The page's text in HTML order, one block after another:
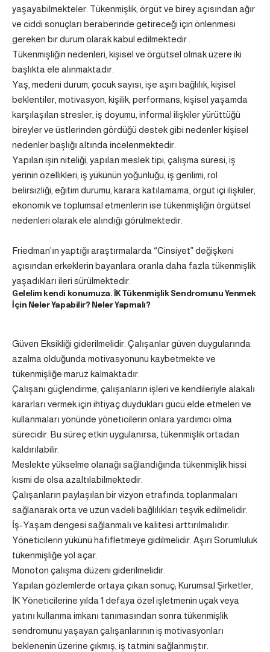
yaşayabilmekteler. Tükenmişlik, örgüt ve birey açısından ağır
ve ciddi sonuçları beraberinde getireceği için önlenmesi
gereken bir durum olarak kabul edilmektedir .
Tükenmişliğin nedenleri, kişisel ve örgütsel olmak üzere iki
başlıkta ele alınmaktadır.
Yaş, medeni durum, çocuk sayısı, işe aşırı bağlılık, kişisel
beklentiler, motivasyon, kişilik, performans, kişisel yaşamda
karşılaşılan stresler, iş doyumu, informal ilişkiler yürüttüğü
bireyler ve üstlerinden gördüğü destek gibi nedenler kişisel
nedenler başlığı altında incelenmektedir.
Yapılan işin niteliği, yapılan meslek tipi, çalışma süresi, iş
yerinin özellikleri, iş yükünün yoğunluğu, iş gerilimi, rol
belirsizliği, eğitim durumu, karara katılamama, örgüt içi ilişkiler,
ekonomik ve toplumsal etmenlerin ise tükenmişliğin örgütsel
nedenleri olarak ele alındığı görülmektedir.
Friedman’ın yaptığı araştırmalarda “Cinsiyet” değişkeni
açısından erkeklerin bayanlara oranla daha fazla tükenmişlik
yaşadıkları ileri sürülmektedir.
Gelelim kendi konumuza. İK Tükenmişlik Sendromunu Yenmek
İçin Neler Yapabilir? Neler Yapmalı?
Güven Eksikliği giderilmelidir. Çalışanlar güven duygularında
azalma olduğunda motivasyonunu kaybetmekte ve
tükenmişliğe maruz kalmaktadır.
Çalışanı güçlendirme, çalışanların işleri ve kendileriyle alakalı
kararları vermek için ihtiyaç duydukları gücü elde etmeleri ve
kullanmaları yönünde yöneticilerin onlara yardımcı olma
sürecidir. Bu süreç etkin uygulanırsa, tükenmişlik ortadan
kaldırılabilir.
Meslekte yükselme olanağı sağlandığında tükenmişlik hissi
kısmi de olsa azaltılabilmektedir.
Çalışanların paylaşılan bir vizyon etrafında toplanmaları
sağlanarak orta ve uzun vadeli bağlılıkları teşvik edilmelidir.
İş-Yaşam dengesi sağlanmalı ve kalitesi arttırılmalıdır.
Yöneticilerin yükünü hafifletmeye gidilmelidir. Aşırı Sorumluluk
tükenmişliğe yol açar.
Monoton çalışma düzeni giderilmelidir.
Yapılan gözlemlerde ortaya çıkan sonuç; Kurumsal Şirketler,
İK Yöneticilerine yılda 1 defaya özel işletmenin uçak veya
yatını kullanma imkanı tanımasından sonra tükenmişlik
sendromunu yaşayan çalışanlarının iş motivasyonları
beklenenin üzerine çıkmış, iş tatmini sağlanmıştır.